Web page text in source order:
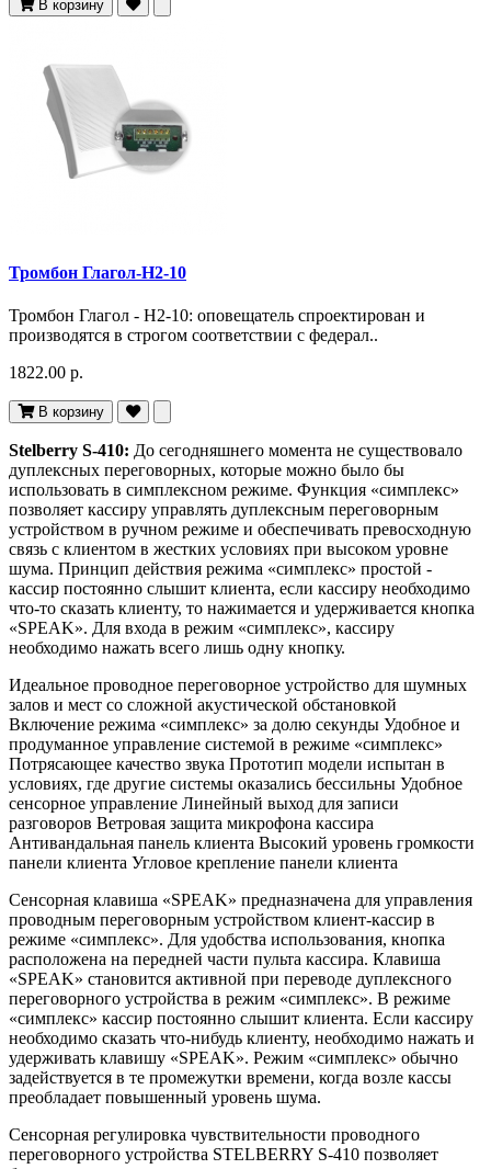
В корзину
Тромбон Глагол-Н2-10
Тромбон Глагол - Н2-10: оповещатель спроектирован и
производятся в строгом соответствии с федерал..
1822.00 р.
В корзину
Stelberry S-410: До сегодняшнего момента не существовало
дуплексных переговорных, которые можно было бы
использовать в симплексном режиме. Функция «симплекс»
позволяет кассиру управлять дуплексным переговорным
устройством в ручном режиме и обеспечивать превосходную
связь с клиентом в жестких условиях при высоком уровне
шума. Принцип действия режима «симплекс» простой -
кассир постоянно слышит клиента, если кассиру необходимо
что-то сказать клиенту, то нажимается и удерживается кнопка
«SPEAK». Для входа в режим «симплекс», кассиру
необходимо нажать всего лишь одну кнопку.
Идеальное проводное переговорное устройство для шумных
залов и мест со сложной акустической обстановкой
Включение режима «симплекс» за долю секунды Удобное и
продуманное управление системой в режиме «симплекс»
Потрясающее качество звука Прототип модели испытан в
условиях, где другие системы оказались бессильны Удобное
сенсорное управление Линейный выход для записи
разговоров Ветровая защита микрофона кассира
Антивандальная панель клиента Высокий уровень громкости
панели клиента Угловое крепление панели клиента
Сенсорная клавиша «SPEAK» предназначена для управления
проводным переговорным устройством клиент-кассир в
режиме «симплекс». Для удобства использования, кнопка
расположена на передней части пульта кассира. Клавиша
«SPEAK» становится активной при переводе дуплексного
переговорного устройства в режим «симплекс». В режиме
«симплекс» кассир постоянно слышит клиента. Если кассиру
необходимо сказать что-нибудь клиенту, необходимо нажать и
удерживать клавишу «SPEAK». Режим «симплекс» обычно
задействуется в те промежутки времени, когда возле кассы
преобладает повышенный уровень шума.
Сенсорная регулировка чувствительности проводного
переговорного устройства STELBERRY S-410 позволяет